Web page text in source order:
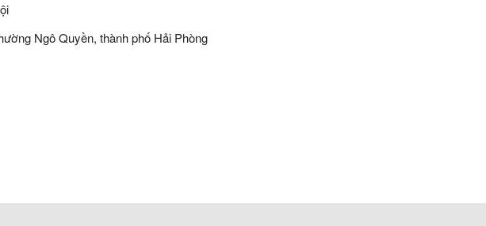
Ngô Quyền, thành phố Hải Phòng